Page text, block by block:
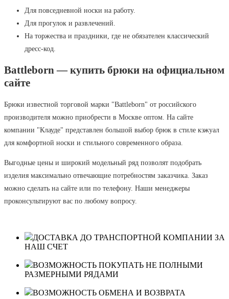
Для повседневной носки на работу.
Для прогулок и развлечений.
На торжества и праздники, где не обязателен классический
дресс-код.
Battleborn — купить брюки на официальном
сайте
Брюки известной торговой марки "Battleborn" от российского
производителя можно приобрести в Москве оптом. На сайте
компании "Клауде" представлен большой выбор брюк в стиле кэжуал
для комфортной носки и стильного современного образа.
Выгодные цены и широкий модельный ряд позволят подобрать
изделия максимально отвечающие потребностям заказчика. Заказ
можно сделать на сайте или по телефону. Наши менеджеры
проконсультируют вас по любому вопросу.
ДОСТАВКА ДО ТРАНСПОРТНОЙ КОМПАНИИ ЗА
НАШ СЧЕТ
ВОЗМОЖНОСТЬ ПОКУПАТЬ НЕ ПОЛНЫМИ
РАЗМЕРНЫМИ РЯДАМИ
ВОЗМОЖНОСТЬ ОБМЕНА И ВОЗВРАТА